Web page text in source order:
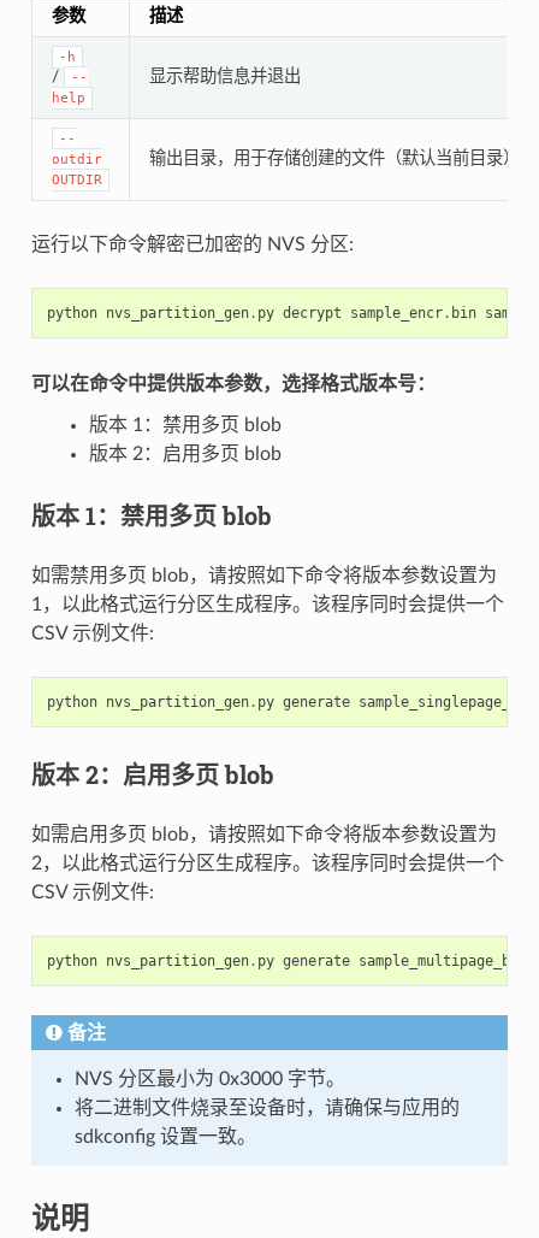
参数 描述
-h
/
--
help
显示帮助信息并退出
--
outdir
OUTDIR
输出目录，用于存储创建的文件（默认当前目录）
运行以下命令解密已加密的 NVS 分区:
python nvs_partition_gen. py decrypt sample_encr. bin
可以在命令中提供版本参数，选择格式版本号：
版本 1：禁用多页 blob
版本 2：启用多页 blob
版本 1：禁用多页 blob
如需禁用多页 blob，请按照如下命令将版本参数设置为
1，以此格式运行分区生成程序。该程序同时会提供一个
CSV 示例文件:
python nvs_partition_gen. py generate
版本 2：启用多页 blob
如需启用多页 blob，请按照如下命令将版本参数设置为
2，以此格式运行分区生成程序。该程序同时会提供一个
CSV 示例文件:
python nvs_partition_gen. py generate sample_multipage_blob
备注
NVS 分区最小为 0x3000 字节。
将二进制文件烧录至设备时，请确保与应用的
sdkconfig 设置一致。
说明